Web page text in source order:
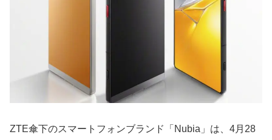
ZTE傘下のスマートフォンブランド「Nubia」は、4月28